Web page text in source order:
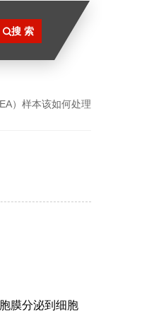
）样本该如何处理
膜分泌到细胞